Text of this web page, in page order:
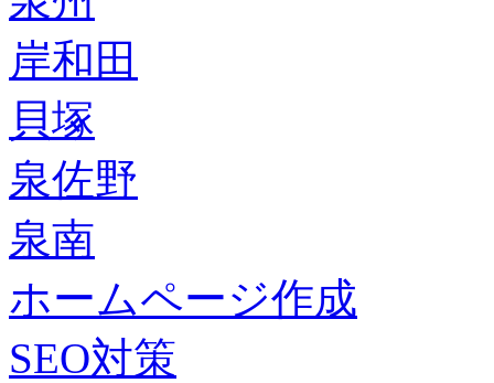
岸和田
貝塚
泉佐野
泉南
ホームページ作成
SEO対策